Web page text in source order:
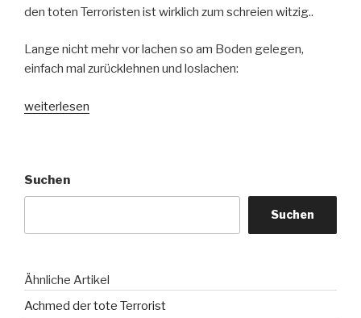
den toten Terroristen ist wirklich zum schreien witzig..
Lange nicht mehr vor lachen so am Boden gelegen,
einfach mal zurücklehnen und loslachen:
„Achmed
weiterlesen
Suchen
Suchen
Ähnliche Artikel
Achmed der tote Terrorist